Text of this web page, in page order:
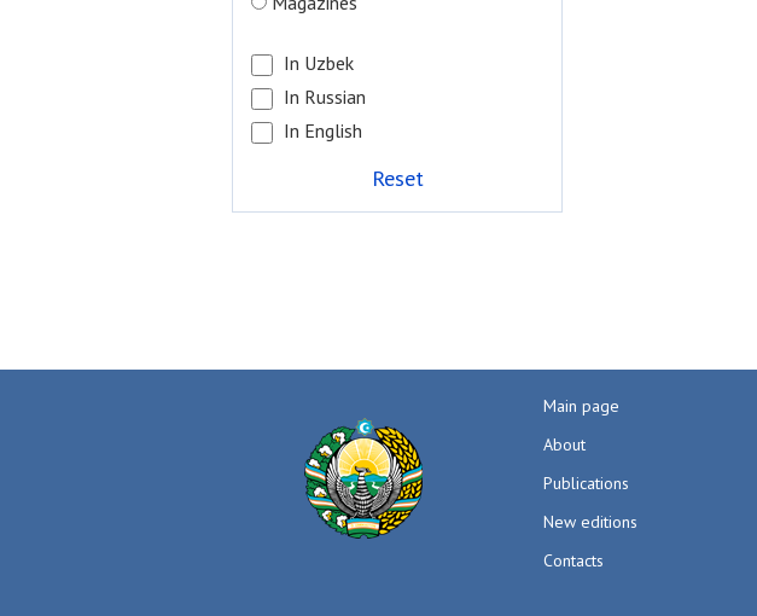
In Uzbek
In Russian
In English
Reset
Main page
About
Publications
New editions
Contacts